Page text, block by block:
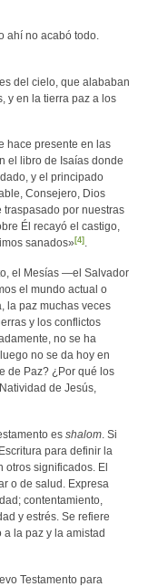
ahí no acabó todo.
del cielo, que alababan
y en la tierra paz a los
hace presente en las
el libro de Isaías donde
y el principado
Consejero, Dios
traspasado por nuestras
Él recayó el castigo,
sanados» [4] .
el Mesías —el Salvador
el mundo actual o
la paz muchas veces
y los conflictos
no se ha
no se da hoy en
de Paz? ¿Por qué los
de Jesús,
es shalom. Si
para definir la
otros significados. El
o de salud. Expresa
contentamiento,
y estrés. Se refiere
la paz y la amistad
Testamento para